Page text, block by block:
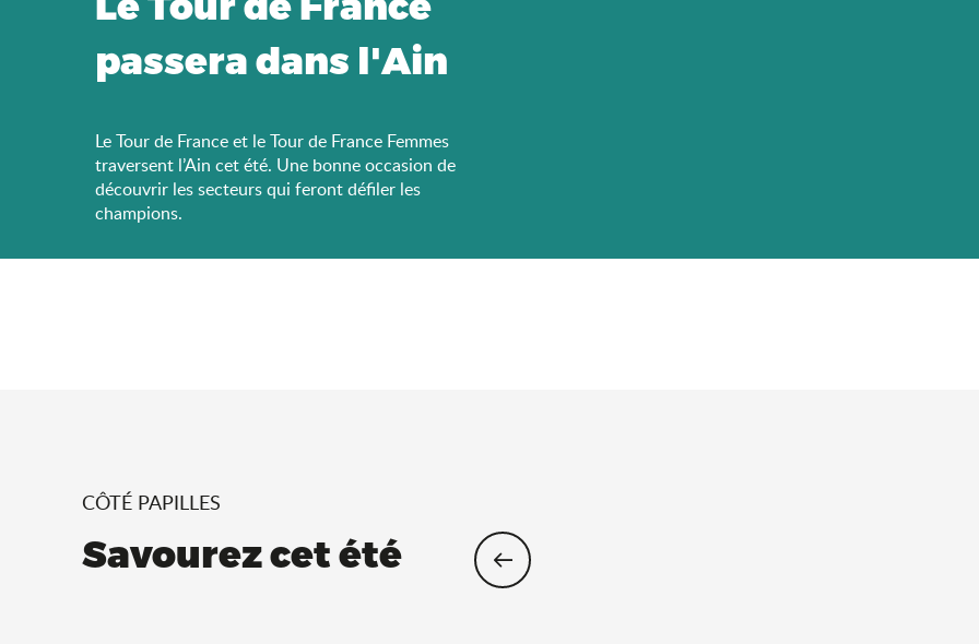
passera dans l'Ain
Le Tour de France et le Tour de France Femmes
traversent l’Ain cet été. Une bonne occasion de
découvrir les secteurs qui feront défiler les
champions.
CÔTÉ PAPILLES
Savourez cet été